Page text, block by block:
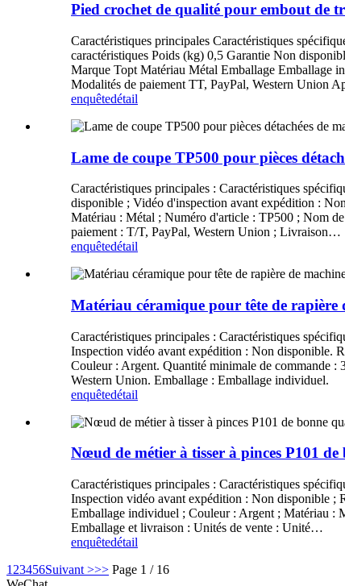
Pied crochet de qualité pour embout de
Caractéristiques principales Caractéristiques
caractéristiques Poids (kg) 0,5 Garantie Non
Marque Topt Matériau Métal Emballage Emballage
Modalités de paiement TT, PayPal, Western Union
enquêtedétail
Lame de coupe TP500 pour pièces
Caractéristiques principales : Caractéristiques
disponible ; Vidéo d'inspection avant expédition :
Matériau : Métal ; Numéro d'article : TP500 ; Nom
paiement : T/T, PayPal, Western Union ; Livraison…
enquêtedétail
Matériau céramique pour tête de rapière
Caractéristiques principales : Caractéristiques
Inspection vidéo avant expédition : Non disponible.
Couleur : Argent. Quantité minimale de commande :
Western Union. Emballage : Emballage individuel.
enquêtedétail
Nœud de métier à tisser à pinces P101 de
Caractéristiques principales : Caractéristiques
Inspection vidéo avant expédition : Non disponible ;
Emballage individuel ; Couleur : Argent ; Matériau :
Emballage et livraison : Unités de vente : Unité…
enquêtedétail
1 23456Suivant >>> Page 1 / 16